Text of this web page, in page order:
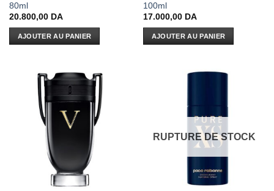
80ml
20.800,00 DA
AJOUTER AU PANIER
100ml
17.000,00 DA
AJOUTER AU PANIER
RUPTURE DE STOCK